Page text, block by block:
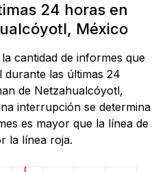
24 horas en
México
cantidad de informes que
durante las últimas 24
de Netzahualcóyotl,
interrupción se determina
es mayor que la línea de
la línea roja.